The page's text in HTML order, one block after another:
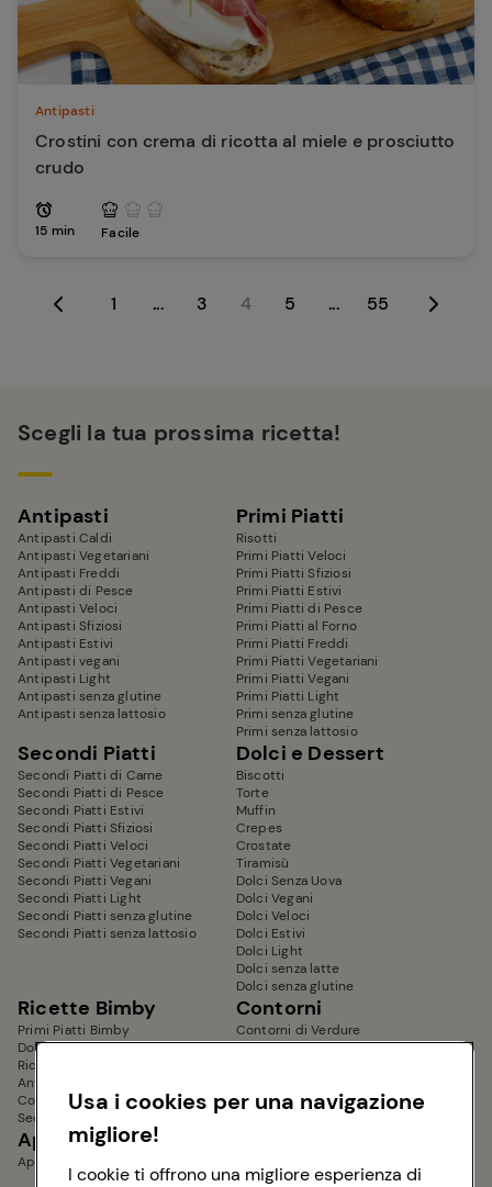
Antipasti
Crostini con crema di ricotta al miele e prosciutto
crudo
15 min Facile
1 ... 3 4 5 ... 55
Scegli la tua prossima ricetta!
Antipasti
Antipasti Caldi
Antipasti Vegetariani
Antipasti Freddi
Antipasti di Pesce
Antipasti Veloci
Antipasti Sfiziosi
Antipasti Estivi
Antipasti vegani
Antipasti Light
Antipasti senza glutine
Antipasti senza lattosio
Primi Piatti
Risotti
Primi Piatti Veloci
Primi Piatti Sfiziosi
Primi Piatti Estivi
Primi Piatti di Pesce
Primi Piatti al Forno
Primi Piatti Freddi
Primi Piatti Vegetariani
Primi Piatti Vegani
Primi Piatti Light
Primi senza glutine
Primi senza lattosio
Secondi Piatti
Secondi Piatti di Carne
Secondi Piatti di Pesce
Secondi Piatti Estivi
Secondi Piatti Sfiziosi
Secondi Piatti Veloci
Secondi Piatti Vegetariani
Secondi Piatti Vegani
Secondi Piatti Light
Secondi Piatti senza glutine
Secondi Piatti senza lattosio
Dolci e Dessert
Biscotti
Torte
Muffin
Crepes
Crostate
Tiramisù
Dolci Senza Uova
Dolci Vegani
Dolci Veloci
Dolci Estivi
Dolci Light
Dolci senza latte
Dolci senza glutine
Ricette Bimby
Primi Piatti Bimby
Dolci Bimby
Ricette Dietetiche Bimby
Antipasti Bimby
Contorni Bimby
Secondi Piatti Bimby
Contorni
Contorni di Verdure
Contorni Sfiziosi
Aperitivi e Stuzzichini
Aperitivi senza glutine
Usa i cookies per una navigazione
migliore!
I cookie ti offrono una migliore esperienza di